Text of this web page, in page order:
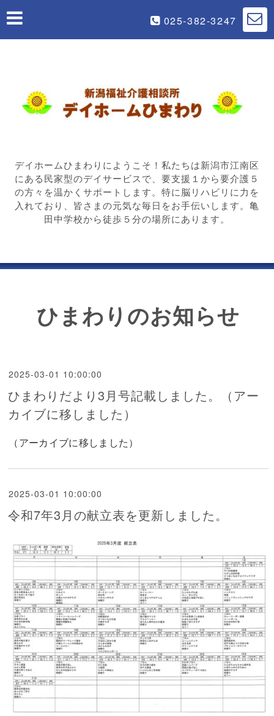
025-382-3247
デイホームひまわりにようこそ！私たちは新潟市江南区
にある民家型のデイサービスで、要支援１から要介護５
の方々を温かくサポートします。特に脳リハビリに力を
入れており、皆さまの元気な毎日をお手伝いします。亀
田中学校から徒歩５分の場所にあります。
ひまわりのお知らせ
2025-03-01 10:00:00
ひまわりだより3月号記載しました。（アー
カイブに移しました）
（アーカイブに移しました）
2025-03-01 10:00:00
令和7年3月の献立表を更新しました。